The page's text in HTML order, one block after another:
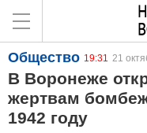
Общество 19:31 21
В Воронеже
жертвам
1942 году